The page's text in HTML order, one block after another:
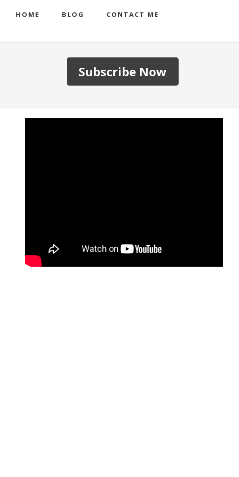
HOME BLOG CONTACT ME
Subscribe Now